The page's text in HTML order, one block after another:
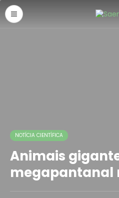
NOTÍCIA CIENTÍFICA
Animais
megapantanal